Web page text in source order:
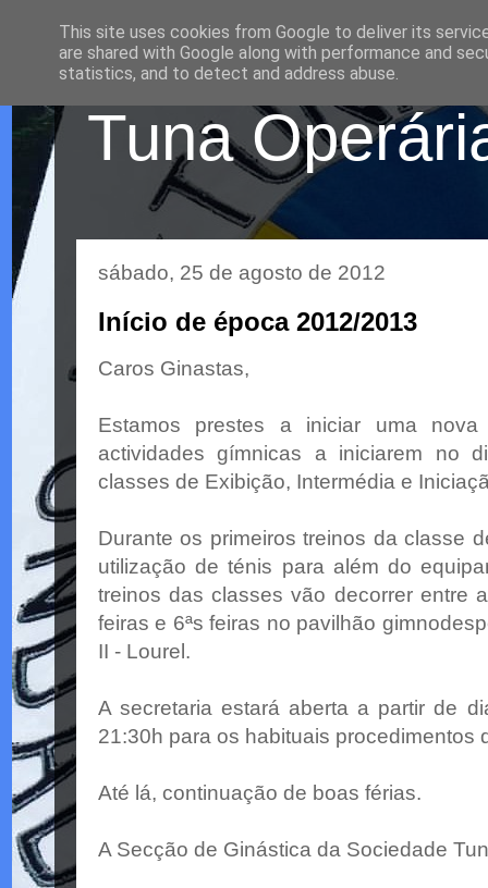
Tuna
sábado, 25 de agosto de 2012
Início de época 2012/2013
Caros Ginastas,
Estamos prestes a iniciar uma
actividades gímnicas a iniciarem no
classes de Exibição, Intermédia e
Durante os primeiros treinos da classe
utilização de ténis para além do
treinos das classes vão decorrer entre
feiras e 6ªs feiras no pavilhão
II - Lourel.
A secretaria estará aberta a partir de
21:30h para os habituais procedimentos
Até lá, continuação de boas férias.
A Secção de Ginástica da Sociedade
This site uses cookies from Google to deliver its
are shared with Google along with performance and
statistics, and to detect and address abuse.